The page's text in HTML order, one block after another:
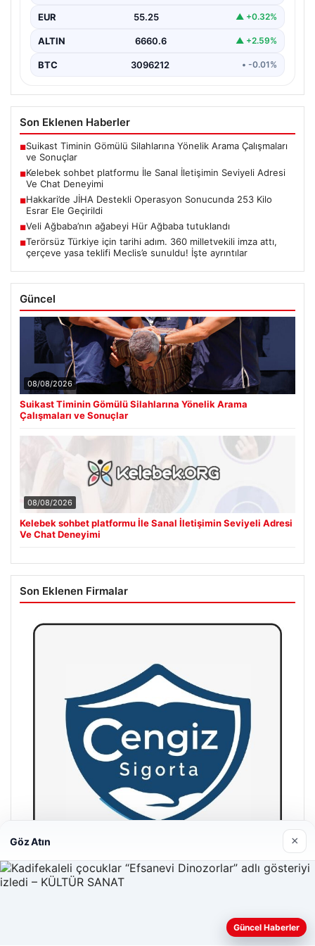
EUR 55.25 ▲ +0.32%
ALTIN 6660.6 ▲ +2.59%
BTC 3096212 • -0.01%
Son Eklenen Haberler
■Suikast Timinin Gömülü Silahlarına Yönelik Arama Çalışmaları
ve Sonuçlar
■Kelebek sohbet platformu İle Sanal İletişimin Seviyeli Adresi
Ve Chat Deneyimi
■Hakkari’de JİHA Destekli Operasyon Sonucunda 253 Kilo
Esrar Ele Geçirildi
■Veli Ağbaba’nın ağabeyi Hür Ağbaba tutuklandı
■Terörsüz Türkiye için tarihi adım. 360 milletvekili imza attı,
çerçeve yasa teklifi Meclis’e sunuldu! İşte ayrıntılar
Güncel
08/08/2026
Suikast Timinin Gömülü Silahlarına Yönelik Arama
Çalışmaları ve Sonuçlar
08/08/2026
Kelebek sohbet platformu İle Sanal İletişimin Seviyeli Adresi
Ve Chat Deneyimi
Son Eklenen Firmalar
Web sitemizi nasıl kullandığınızı daha iyi anlayabilmek,
Göz Atın ×
Güncel Haberler